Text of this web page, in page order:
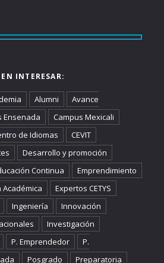
INTERESAR:
Alumni
Avance
Ensenada
Campus Mexicali
de Idiomas
CEVIT
Desarrollo y promoción
Continua
Emprendimiento
Académica
Expertos CETYS
Ingeniería
Innovación
Investigación
P. Emprendedor
P.
Posgrado Preparatoria